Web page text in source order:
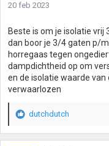
20 feb 2023
Beste is om je isolatie
dan boor je 3/4 gaten p/
horregaas tegen
dampdichtheid op om
en de isolatie waarde
verwaarlozen
W
a
dutchdutch